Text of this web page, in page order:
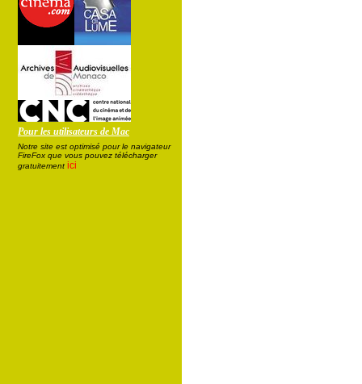
Pour les utilisateurs de Mac
Notre site est optimisé pour le navigateur
FireFox que vous pouvez télécharger
gratuitement ici